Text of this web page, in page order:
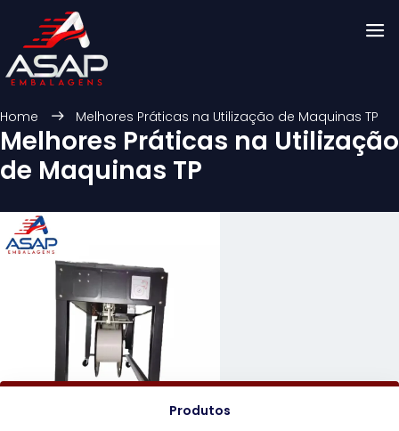
Home Melhores Práticas na Utilização de Maquinas TP
Melhores Práticas na Utilização
de Maquinas TP
Produtos